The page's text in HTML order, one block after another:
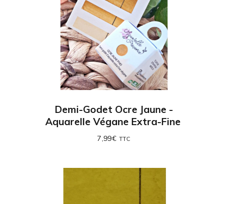
Demi-Godet Ocre Jaune -
Aquarelle Végane Extra-Fine
7,99€ TTC